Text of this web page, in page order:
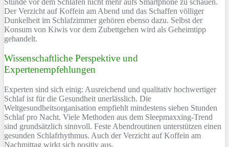
Der Verzicht auf Koffein am Abend und das Schaffen völliger
Dunkelheit im Schlafzimmer gehören ebenso dazu. Selbst der
Konsum von Kiwis vor dem Zubettgehen wird als Geheimtipp
gehandelt.
Wissenschaftliche Perspektive und
Expertenempfehlungen
Experten sind sich einig: Ausreichend und qualitativ hochwertiger
Schlaf ist für die Gesundheit unerlässlich. Die
Weltgesundheitsorganisation empfiehlt mindestens sieben Stunden
Schlaf pro Nacht. Viele Methoden aus dem Sleepmaxxing-Trend
sind grundsätzlich sinnvoll. Feste Abendroutinen unterstützen einen
gesunden Schlafrhythmus. Auch der Verzicht auf Koffein am
Nachmittag wirkt sich positiv aus.